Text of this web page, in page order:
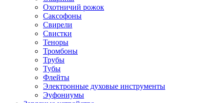
Охотничий рожок
Саксофоны
Свирели
Свистки
Теноры
Тромбоны
Трубы
Тубы
Флейты
Электронные духовые инструменты
Эуфониумы